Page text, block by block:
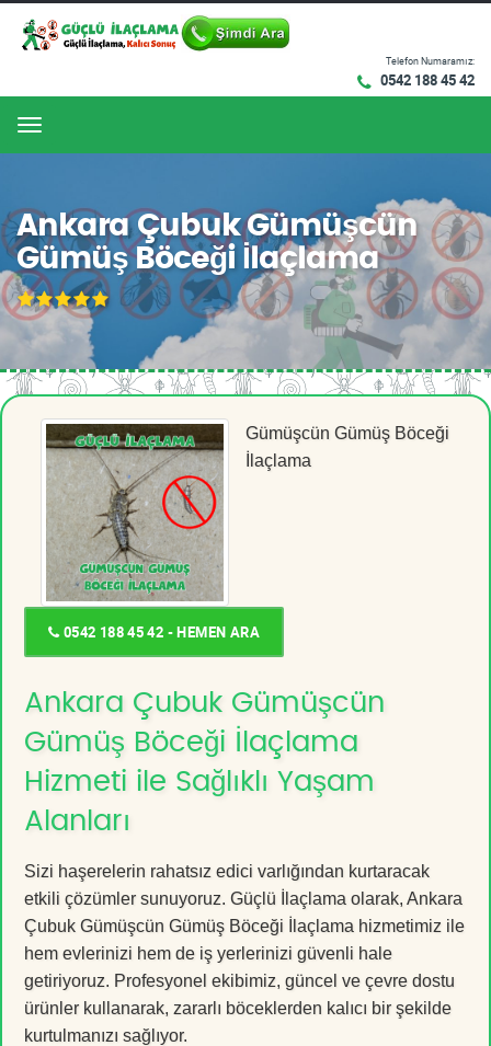
Telefon Numaramız:
0542 188 45 42
Menu
Ankara Çubuk Gümüşcün
Gümüş Böceği İlaçlama
Gümüşcün Gümüş Böceği
İlaçlama
0542 188 45 42 - HEMEN ARA
Ankara Çubuk Gümüşcün
Gümüş Böceği İlaçlama
Hizmeti ile Sağlıklı Yaşam
Alanları
Sizi haşerelerin rahatsız edici varlığından kurtaracak
etkili çözümler sunuyoruz. Güçlü İlaçlama olarak, Ankara
Çubuk Gümüşcün Gümüş Böceği İlaçlama hizmetimiz ile
hem evlerinizi hem de iş yerlerinizi güvenli hale
getiriyoruz. Profesyonel ekibimiz, güncel ve çevre dostu
ürünler kullanarak, zararlı böceklerden kalıcı bir şekilde
kurtulmanızı sağlıyor.